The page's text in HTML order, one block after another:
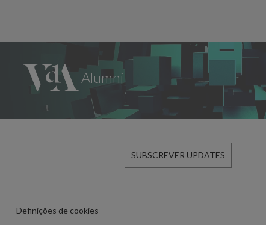
SUBSCREVER UPDATES
Definições de cookies